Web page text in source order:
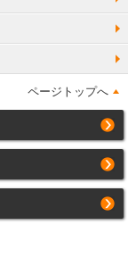
ページトップへ